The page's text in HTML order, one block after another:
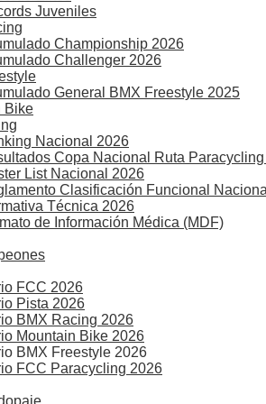
Juveniles
Championship 2026
Challenger 2026
General BMX Freestyle 2025
Bike
Nacional 2026
Copa Nacional Ruta
List Nacional 2026
Clasificación Funcional Nacional
Técnica 2026
de Información Médica (MDF)
FCC 2026
Pista 2026
BMX Racing 2026
Mountain Bike 2026
BMX Freestyle 2026
FCC Paracycling 2026